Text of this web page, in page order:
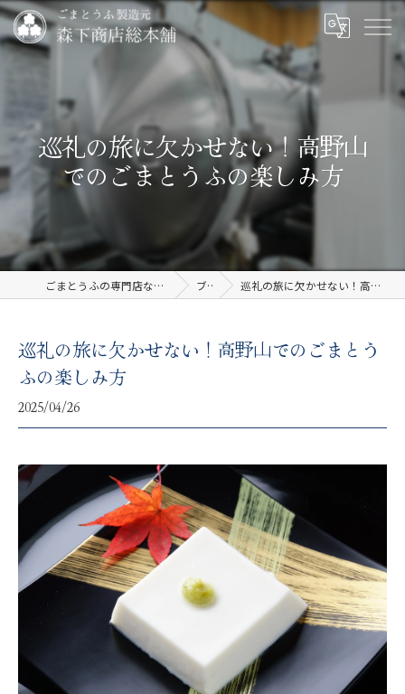
巡礼の旅に欠かせない！高野山
でのごまとうふの楽しみ方
ごまとうふの専門店なら有限会社森下商店総本舗 ブログ 巡礼の旅に欠かせない！高野山でのごまとうふの楽しみ方
巡礼の旅に欠かせない！高野山でのごまとう
ふの楽しみ方
2025/04/26